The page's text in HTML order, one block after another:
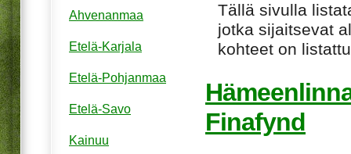
Tällä sivulla
jotka sijaitsevat
kohteet on
Finafynd
Ahvenanmaa
Etelä-Karjala
Etelä-Pohjanmaa
Etelä-Savo
Kainuu